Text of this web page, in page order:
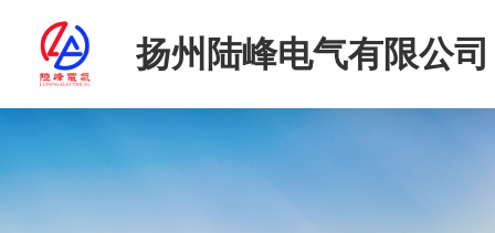
扬州陆峰电气有限公司